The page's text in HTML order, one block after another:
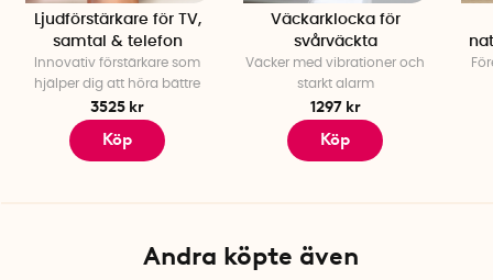
Ljudförstärkare för TV,
samtal & telefon
Innovativ förstärkare som
hjälper dig att höra bättre
3525 kr
Köp
Väckarklocka för
svårväckta
Väcker med vibrationer och
starkt alarm
1297 kr
Köp
Andra köpte även